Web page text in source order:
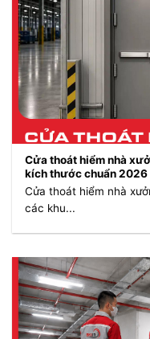
Cửa thoát hiểm nhà
kích thước chuẩn 2026
Cửa thoát hiểm nhà
các khu...